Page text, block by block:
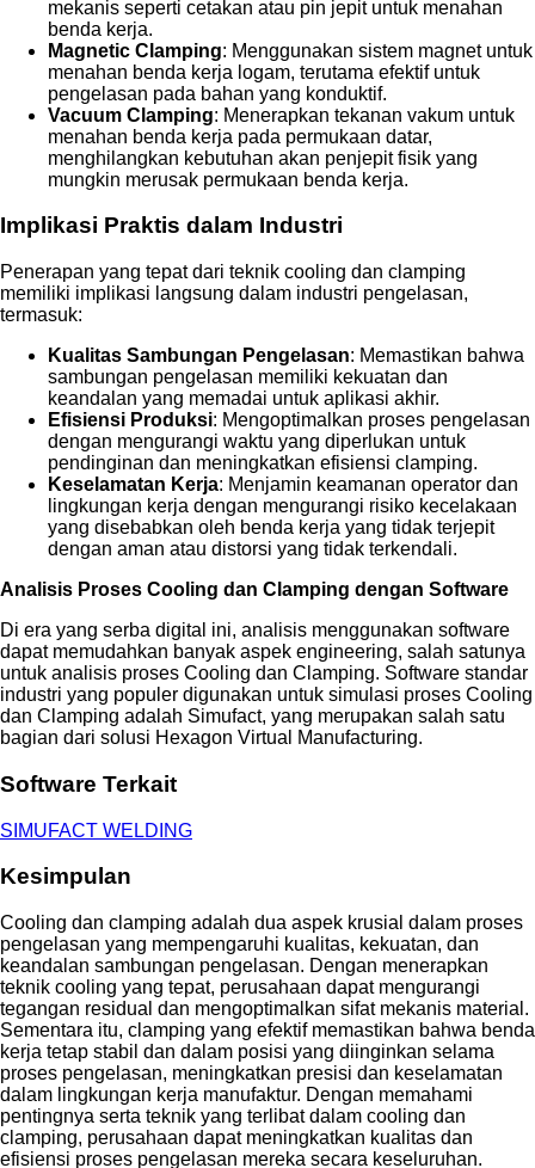
mekanis seperti cetakan atau pin jepit untuk menahan
benda kerja.
Magnetic Clamping: Menggunakan sistem magnet untuk
menahan benda kerja logam, terutama efektif untuk
pengelasan pada bahan yang konduktif.
Vacuum Clamping: Menerapkan tekanan vakum untuk
menahan benda kerja pada permukaan datar,
menghilangkan kebutuhan akan penjepit fisik yang
mungkin merusak permukaan benda kerja.
Implikasi Praktis dalam Industri
Penerapan yang tepat dari teknik cooling dan clamping
memiliki implikasi langsung dalam industri pengelasan,
termasuk:
Kualitas Sambungan Pengelasan: Memastikan bahwa
sambungan pengelasan memiliki kekuatan dan
keandalan yang memadai untuk aplikasi akhir.
Efisiensi Produksi: Mengoptimalkan proses pengelasan
dengan mengurangi waktu yang diperlukan untuk
pendinginan dan meningkatkan efisiensi clamping.
Keselamatan Kerja: Menjamin keamanan operator dan
lingkungan kerja dengan mengurangi risiko kecelakaan
yang disebabkan oleh benda kerja yang tidak terjepit
dengan aman atau distorsi yang tidak terkendali.
Analisis Proses Cooling dan Clamping dengan Software
Di era yang serba digital ini, analisis menggunakan software
dapat memudahkan banyak aspek engineering, salah satunya
untuk analisis proses Cooling dan Clamping. Software standar
industri yang populer digunakan untuk simulasi proses Cooling
dan Clamping adalah Simufact, yang merupakan salah satu
bagian dari solusi Hexagon Virtual Manufacturing.
Software Terkait
SIMUFACT WELDING
Kesimpulan
Cooling dan clamping adalah dua aspek krusial dalam proses
pengelasan yang mempengaruhi kualitas, kekuatan, dan
keandalan sambungan pengelasan. Dengan menerapkan
teknik cooling yang tepat, perusahaan dapat mengurangi
tegangan residual dan mengoptimalkan sifat mekanis material.
Sementara itu, clamping yang efektif memastikan bahwa benda
kerja tetap stabil dan dalam posisi yang diinginkan selama
proses pengelasan, meningkatkan presisi dan keselamatan
dalam lingkungan kerja manufaktur. Dengan memahami
pentingnya serta teknik yang terlibat dalam cooling dan
clamping, perusahaan dapat meningkatkan kualitas dan
efisiensi proses pengelasan mereka secara keseluruhan.